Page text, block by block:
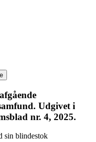
Udgivet i
nr. 4, 2025.